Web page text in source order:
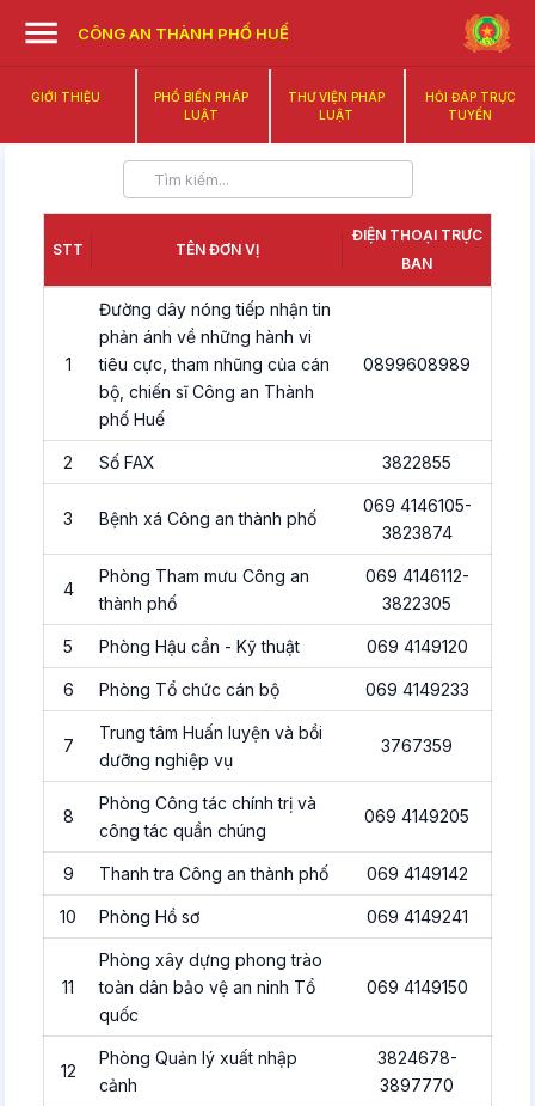
CÔNG AN THÀNH PHỐ HUẾ
GIỚI THIỆU
PHỔ BIẾN PHÁP
LUẬT
THƯ VIỆN PHÁP
LUẬT
HỎI ĐÁP TRỰC
TUYẾN
STT TÊN ĐƠN VỊ
ĐIỆN THOẠI TRỰC
BAN
1
Đường dây nóng tiếp nhận tin
phản ánh về những hành vi
tiêu cực, tham nhũng của cán
bộ, chiến sĩ Công an Thành
phố Huế
0899608989
2 Số FAX 3822855
3 Bệnh xá Công an thành phố
069 4146105-
3823874
4
Phòng Tham mưu Công an
thành phố
069 4146112-
3822305
5 Phòng Hậu cần - Kỹ thuật 069 4149120
6 Phòng Tổ chức cán bộ 069 4149233
7
Trung tâm Huấn luyện và bồi
dưỡng nghiệp vụ
3767359
8
Phòng Công tác chính trị và
công tác quần chúng
069 4149205
9 Thanh tra Công an thành phố 069 4149142
10 Phòng Hồ sơ 069 4149241
11
Phòng xây dựng phong trào
toàn dân bảo vệ an ninh Tổ
quốc
069 4149150
12
Phòng Quản lý xuất nhập
cảnh
3824678-
3897770